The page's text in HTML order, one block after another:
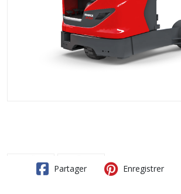
Partager Enregistrer